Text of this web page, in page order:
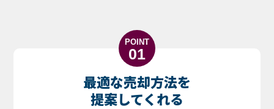
POINT
01
最適な売却方法を
提案してくれる